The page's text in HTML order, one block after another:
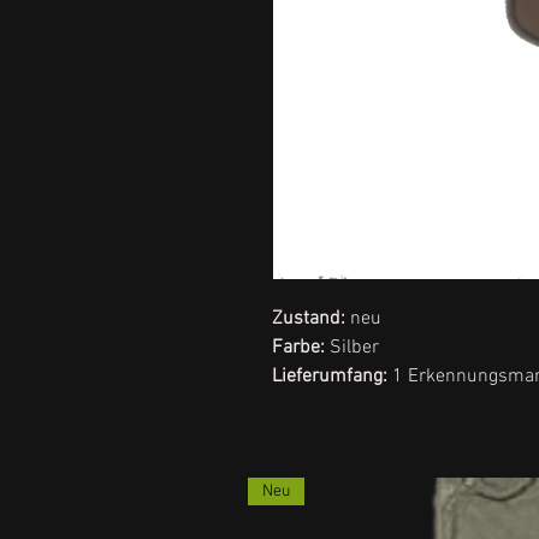
Zustand: neu
Farbe: Silber
Lieferumfang: 1
Neu